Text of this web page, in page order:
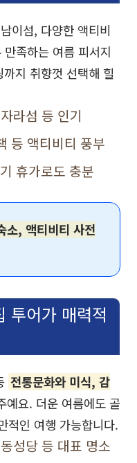
이섬, 다양한 액티비
족하는 여름 피서지
지 취향껏 선택해 힐
라섬 등 인기
등 액티비티 풍부
휴가로도 충분
소, 액티비티 사전
투어가 매력적
전통문화와 미식, 감
예요. 더운 여름에도 골
적인 여행 가능합니다.
성당 등 대표 명소